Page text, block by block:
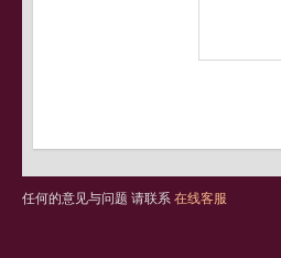
任何的意见与问题 请联系 在线客服